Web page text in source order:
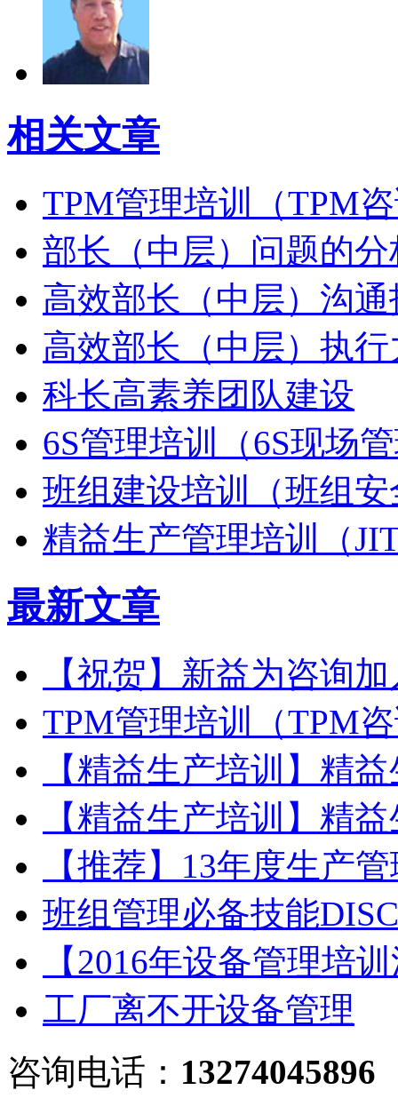
相关文章
TPM管理培训（TPM
部长（中层）问题的
高效部长（中层）沟
高效部长（中层）执行
科长高素养团队建设
6S管理培训（6S现场
班组建设培训（班组
精益生产管理培训（
最新文章
【祝贺】新益为咨询
TPM管理培训（TPM
【精益生产培训】精
【精益生产培训】精
【推荐】13年度生产
班组管理必备技能DISC
【2016年设备管理培
工厂离不开设备管理
咨询电话： 13274045896